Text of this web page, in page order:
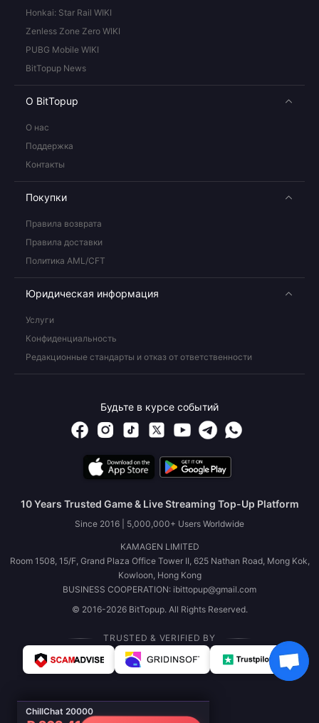
ChillChat 20000
Honkai: Star Rail WIKI
Zenless Zone Zero WIKI
PUBG Mobile WIKI
BitTopup News
О BitTopup
О нас
Поддержка
Контакты
Покупки
Правила возврата
Правила доставки
Политика AML/CFT
Юридическая информация
Услуги
Конфиденциальность
Редакционные стандарты и отказ от ответственности
Будьте в курсе событий
10 Years Trusted Game & Live Streaming Top-Up Platform
Since 2016 | 5,000,000+ Users Worldwide
KAMAGEN LIMITED
Room 1508, 15/F, Grand Plaza Office Tower II, 625 Nathan Road, Mong Kok,
Kowloon, Hong Kong
BUSINESS COOPERATION: ibittopup@gmail.com
© 2016-2026 BitTopup. All Rights Reserved.
TRUSTED & VERIFIED BY